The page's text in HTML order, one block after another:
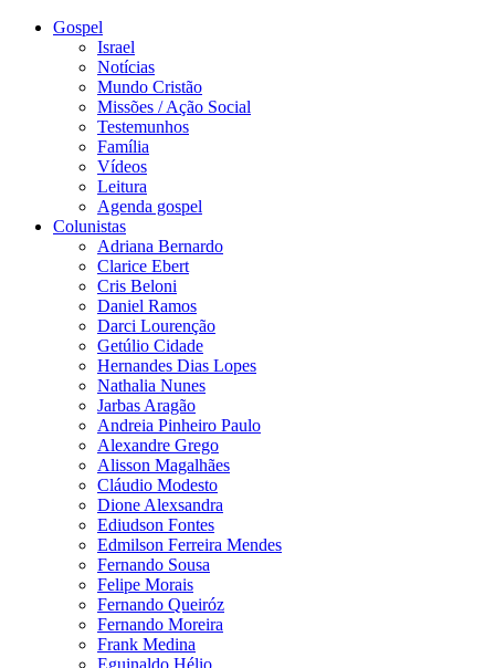
Gospel
Israel
Notícias
Mundo Cristão
Missões / Ação Social
Testemunhos
Família
Vídeos
Leitura
Agenda gospel
Colunistas
Adriana Bernardo
Clarice Ebert
Cris Beloni
Daniel Ramos
Darci Lourenção
Getúlio Cidade
Hernandes Dias Lopes
Nathalia Nunes
Jarbas Aragão
Andreia Pinheiro Paulo
Alexandre Grego
Alisson Magalhães
Cláudio Modesto
Dione Alexsandra
Ediudson Fontes
Edmilson Ferreira Mendes
Fernando Sousa
Felipe Morais
Fernando Queiróz
Fernando Moreira
Frank Medina
Eguinaldo Hélio